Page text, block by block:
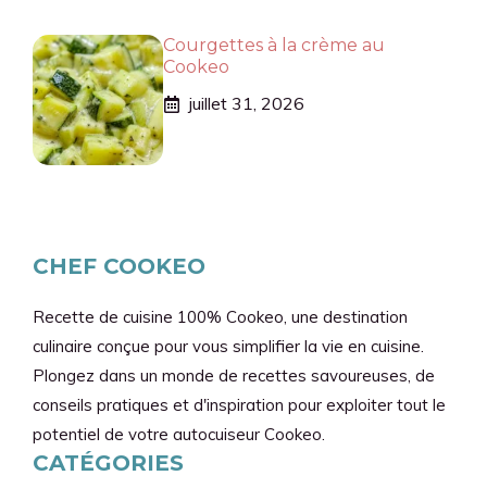
Courgettes à la crème au
Cookeo
juillet 31, 2026
CHEF COOKEO
Recette de cuisine 100% Cookeo, une destination
culinaire conçue pour vous simplifier la vie en cuisine.
Plongez dans un monde de recettes savoureuses, de
conseils pratiques et d'inspiration pour exploiter tout le
potentiel de votre autocuiseur Cookeo.
CATÉGORIES